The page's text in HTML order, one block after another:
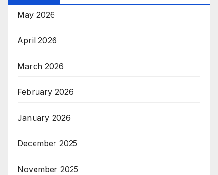
May 2026
April 2026
March 2026
February 2026
January 2026
December 2025
November 2025